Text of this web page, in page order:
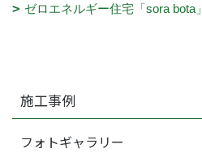
ゼロエネルギー住宅「sora bota」
施工事例
フォトギャラリー